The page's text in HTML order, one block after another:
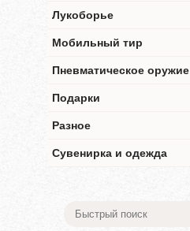
Лукоборье
Мобильный тир
Пневматическое оружие
Подарки
Разное
Сувенирка и одежда